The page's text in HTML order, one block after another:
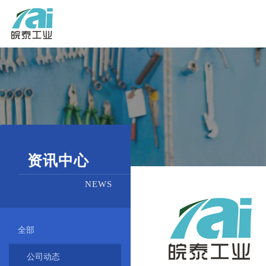
资讯中心
NEWS
全部
公司动态